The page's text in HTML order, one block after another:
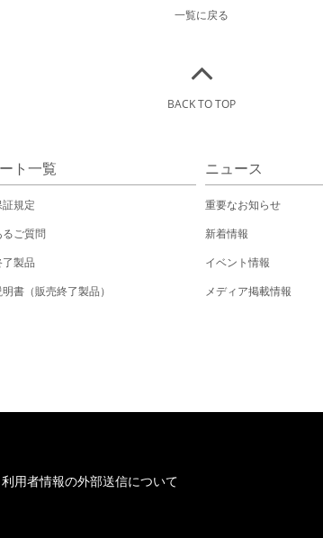
一覧に戻る
BACK TO TOP
ト一覧
規定
ご質問
製品
書（販売終了製品）
ニュース
重要なお知らせ
新着情報
イベント情報
メディア掲載情報
利用者情報の外部送信について